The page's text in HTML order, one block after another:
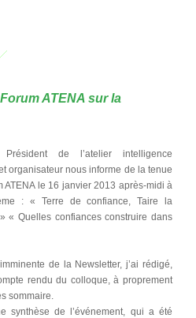
ATENA sur la
Président de l’atelier intelligence
organisateur nous informe de la tenue
le 16 janvier 2013 après-midi à
: « Terre de confiance, Taire la
« Quelles confiances construire dans
de la Newsletter, j’ai rédigé,
rendu du colloque, à proprement
sommaire.
synthèse de l’événement, qui a été